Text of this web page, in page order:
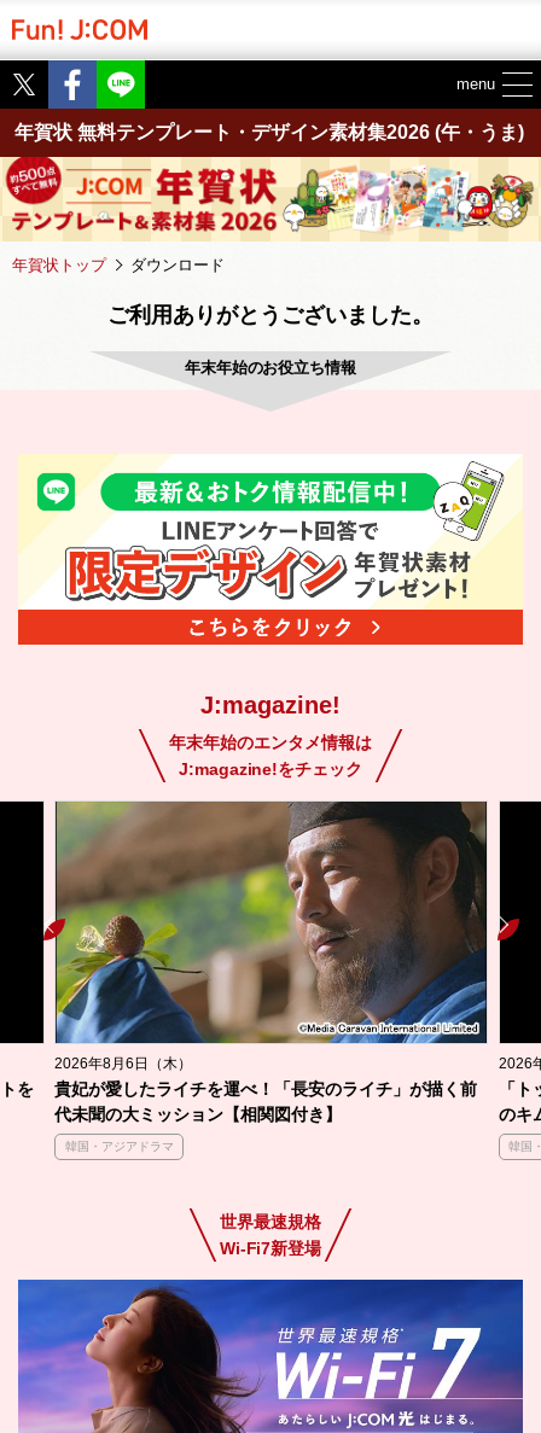
Twitter Facebook
menu
年賀状 無料テンプレート・デザイン素材集2026 (午・うま)
年賀状トップ ダウンロード
ご利用ありがとうございました。
年末年始のお役立ち情報
J:magazine!
年末年始のエンタメ情報は
J:magazine!をチェック
を
2026年8月6日（木）
貴妃が愛したライチを運べ！「長安のライチ」が描く前
代未聞の大ミッション【相関図付き】
韓国・アジアドラマ
2026
「
のキ
韓国
世界最速規格
Wi-Fi7新登場